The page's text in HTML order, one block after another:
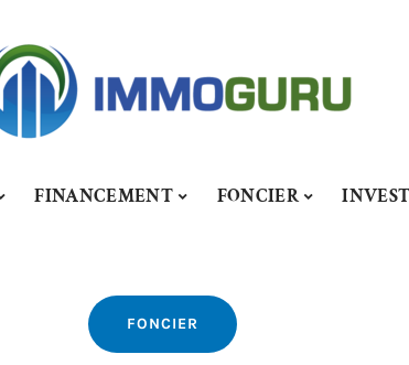
FINANCEMENT FONCIER
FONCIER